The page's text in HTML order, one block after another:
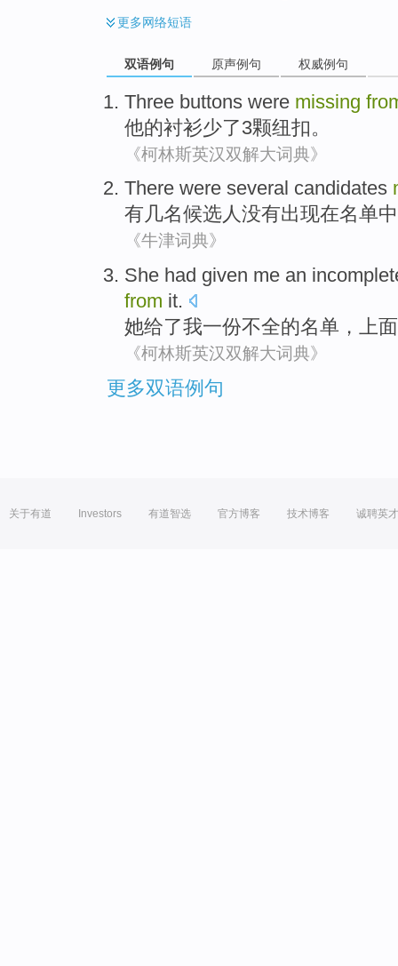
更多网络短语
双语例句 原声例句 权威例句
Three buttons were missing
他的衬衫少了3颗纽扣。
《柯林斯英汉双解大词典》
There were several candidates
有几名候选人没有出现在名单
《牛津词典》
She had given me an
from it.
她给了我一份不全的名单 ， 上面
《柯林斯英汉双解大词典》
更多双语例句
关于有道 Investors 有道智选 官方博客 技术博客 诚聘英才